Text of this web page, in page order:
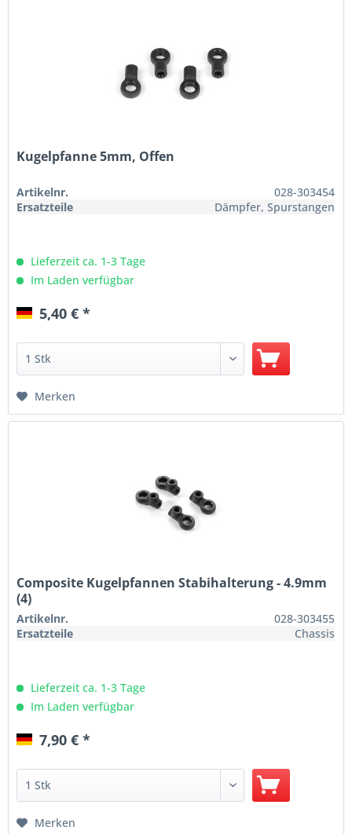
Kugelpfanne 5mm, Offen
Artikelnr.
028-303454
Ersatzteile
Dämpfer, Spurstangen
Lieferzeit ca. 1-3 Tage
Im Laden verfügbar
5,40 € *
Merken
Composite Kugelpfannen Stabihalterung - 4.9mm
(4)
Artikelnr.
028-303455
Ersatzteile
Chassis
Lieferzeit ca. 1-3 Tage
Im Laden verfügbar
7,90 € *
Merken